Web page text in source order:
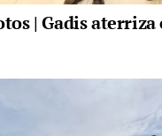
| Gadis